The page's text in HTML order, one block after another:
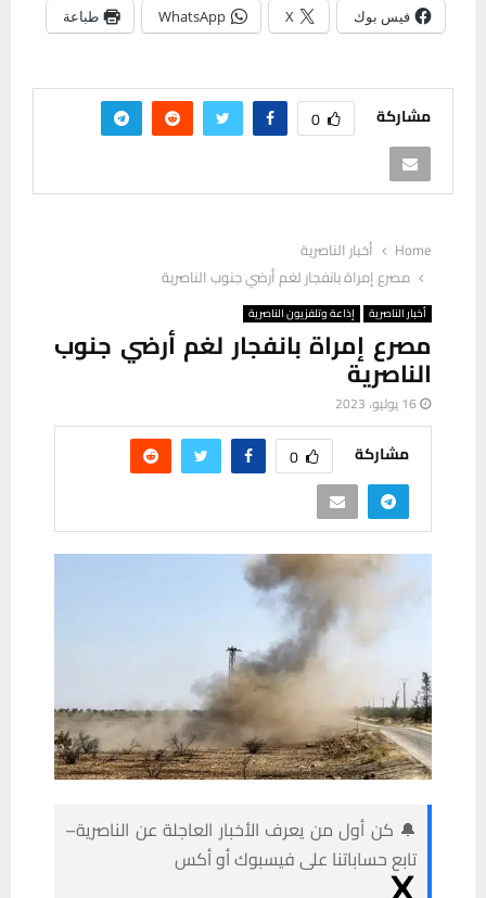
فيس بوك X
WhatsApp طباعة
مشاركة 0
Home
أخبار الناصرية
مصرع إمراة بانفجار لغم أرضي جنوب الناصرية
أخبار الناصرية إذاعة وتلفزيون الناصرية
مصرع إمراة بانفجار لغم أرضي جنوب
الناصرية
16 يوليو، 2023
مشاركة 0
🔔 كن أول من يعرف الأخبار العاجلة عن الناصرية–
تابع حساباتنا على فيسبوك أو أكس